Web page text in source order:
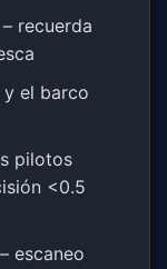
– recuerda
el barco
pilotos
<0.5
– escaneo